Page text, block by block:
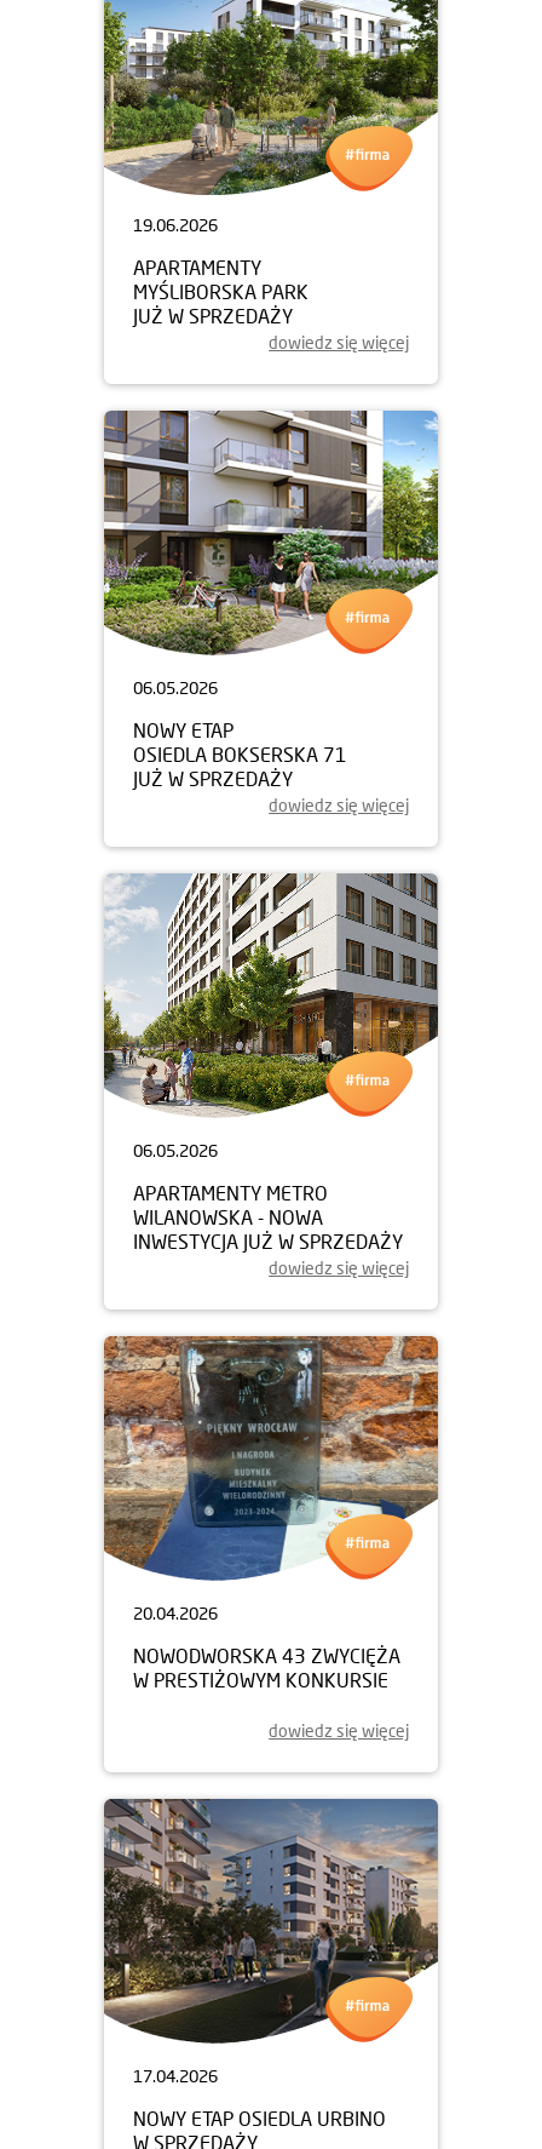
19.06.2026
APARTAMENTY
MYŚLIBORSKA PARK
JUŻ W SPRZEDAŻY
dowiedz się więcej
06.05.2026
NOWY ETAP
OSIEDLA BOKSERSKA 71
JUŻ W SPRZEDAŻY
dowiedz się więcej
06.05.2026
APARTAMENTY METRO
WILANOWSKA - NOWA
INWESTYCJA JUŻ W SPRZEDAŻY
dowiedz się więcej
20.04.2026
NOWODWORSKA 43 ZWYCIĘŻA
W PRESTIŻOWYM KONKURSIE
dowiedz się więcej
17.04.2026
NOWY ETAP OSIEDLA URBINO
W SPRZEDAŻY